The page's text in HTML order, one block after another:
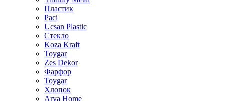
Пластик
Paci
Ucsan Plastic
Стекло
Koza Kraft
Toygar
Zes Dekor
Фарфор
Toygar
Хлопок
Arya Home